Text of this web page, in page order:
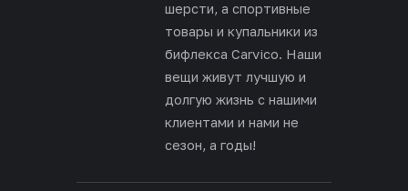
шерсти, а спортивные
товары и купальники из
бифлекса Carvico. Наши
вещи живут лучшую и
долгую жизнь с нашими
клиентами и нами не
сезон, а годы!